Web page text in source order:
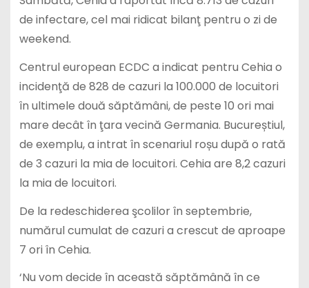
de infectare, cel mai ridicat bilanţ pentru o zi de
weekend.
Centrul european ECDC a indicat pentru Cehia o
incidenţă de 828 de cazuri la 100.000 de locuitori
în ultimele două săptămâni, de peste 10 ori mai
mare decât în ţara vecină Germania. Bucureștiul,
de exemplu, a intrat în scenariul roșu după o rată
de 3 cazuri la mia de locuitori. Cehia are 8,2 cazuri
la mia de locuitori.
De la redeschiderea şcolilor în septembrie,
numărul cumulat de cazuri a crescut de aproape
7 ori în Cehia.
‘Nu vom decide în această săptămână în ce